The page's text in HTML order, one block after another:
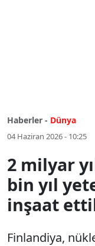
Haberler - Dünya
04 Haziran 2026 - 10:25
2 milyar
bin yıl
inşaat
Finlandiya,